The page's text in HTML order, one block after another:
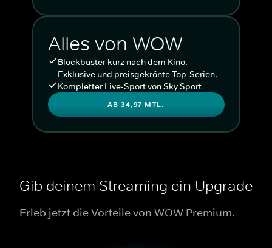
Alles von WOW
Blockbuster kurz nach dem Kino.
Exklusive und preisgekrönte Top-Serien.
Kompletter Live-Sport von Sky Sport
AB 34,97 MTL.
Gib deinem Streaming ein Upgrade
Erleb jetzt die Vorteile von WOW Premium.